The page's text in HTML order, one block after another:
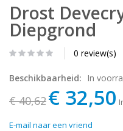
Drost
Diepgrond
0 review(s)
Beschikbaarheid: In
€ 40,62€ 32,50
E-mail naar een vriend